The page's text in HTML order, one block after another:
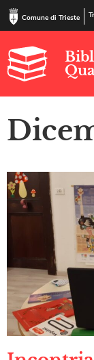
Comune di Trieste